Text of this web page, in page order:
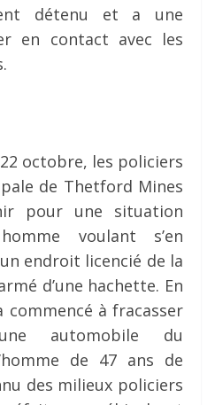
détenu et a une
en contact avec les
octobre, les policiers
de Thetford Mines
pour une situation
voulant s’en
endroit licencié de la
d’une hachette. En
commencé à fracasser
automobile du
de 47 ans de
des milieux policiers